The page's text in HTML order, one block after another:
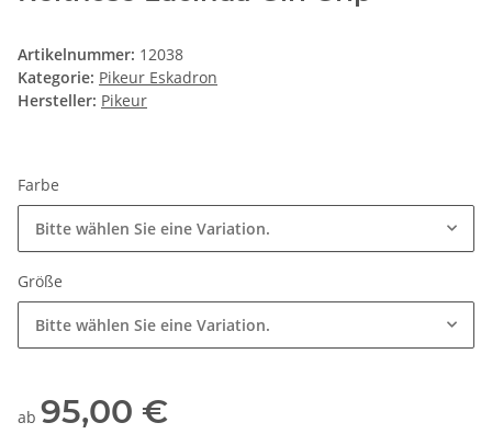
Artikelnummer: 12038
Kategorie: Pikeur Eskadron
Hersteller: Pikeur
Farbe
Bitte wählen Sie eine Variation.
Größe
Bitte wählen Sie eine Variation.
ab 95,00 €